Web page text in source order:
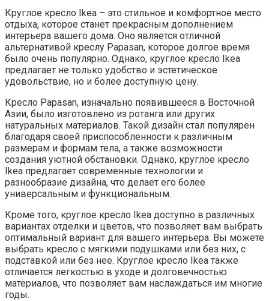
Круглое кресло Ikea – это стильное и комфортное место
отдыха, которое станет прекрасным дополнением
интерьера вашего дома. Оно является отличной
альтернативой креслу Papasan, которое долгое время
было очень популярно. Однако, круглое кресло Ikea
предлагает не только удобство и эстетическое
удовольствие, но и более доступную цену.
Кресло Papasan, изначально появившееся в Восточной
Азии, было изготовлено из ротанга или других
натуральных материалов. Такой дизайн стал популярен
благодаря своей приспособленности к различным
размерам и формам тела, а также возможности
создания уютной обстановки. Однако, круглое кресло
Ikea предлагает современные технологии и
разнообразие дизайна, что делает его более
универсальным и функциональным.
Кроме того, круглое кресло Ikea доступно в различных
вариантах отделки и цветов, что позволяет вам выбрать
оптимальный вариант для вашего интерьера. Вы можете
выбрать кресло с мягкими подушками или без них, с
подставкой или без нее. Круглое кресло Ikea также
отличается легкостью в уходе и долговечностью
материалов, что позволяет вам наслаждаться им многие
годы.